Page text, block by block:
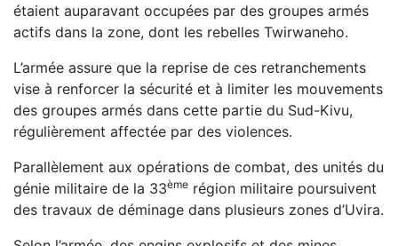
étaient auparavant occupées par des groupes armés
actifs dans la zone, dont les rebelles Twirwaneho.
L’armée assure que la reprise de ces retranchements
vise à renforcer la sécurité et à limiter les mouvements
des groupes armés dans cette partie du Sud-Kivu,
régulièrement affectée par des violences.
Parallèlement aux opérations de combat, des unités du
génie militaire de la 33ème région militaire poursuivent
des travaux de déminage dans plusieurs zones d’Uvira.